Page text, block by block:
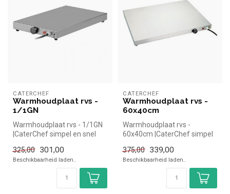
CATERCHEF
Warmhoudplaat rvs -
1/1GN
Warmhoudplaat rvs - 1/1GN
|CaterChef simpel en snel
Ove...
325,00 301,00
Beschikbaarheid laden..
CATERCHEF
Warmhoudplaat rvs -
60x40cm
Warmhoudplaat rvs -
60x40cm |CaterChef simpel
horeca. O...
375,00 339,00
Beschikbaarheid laden..